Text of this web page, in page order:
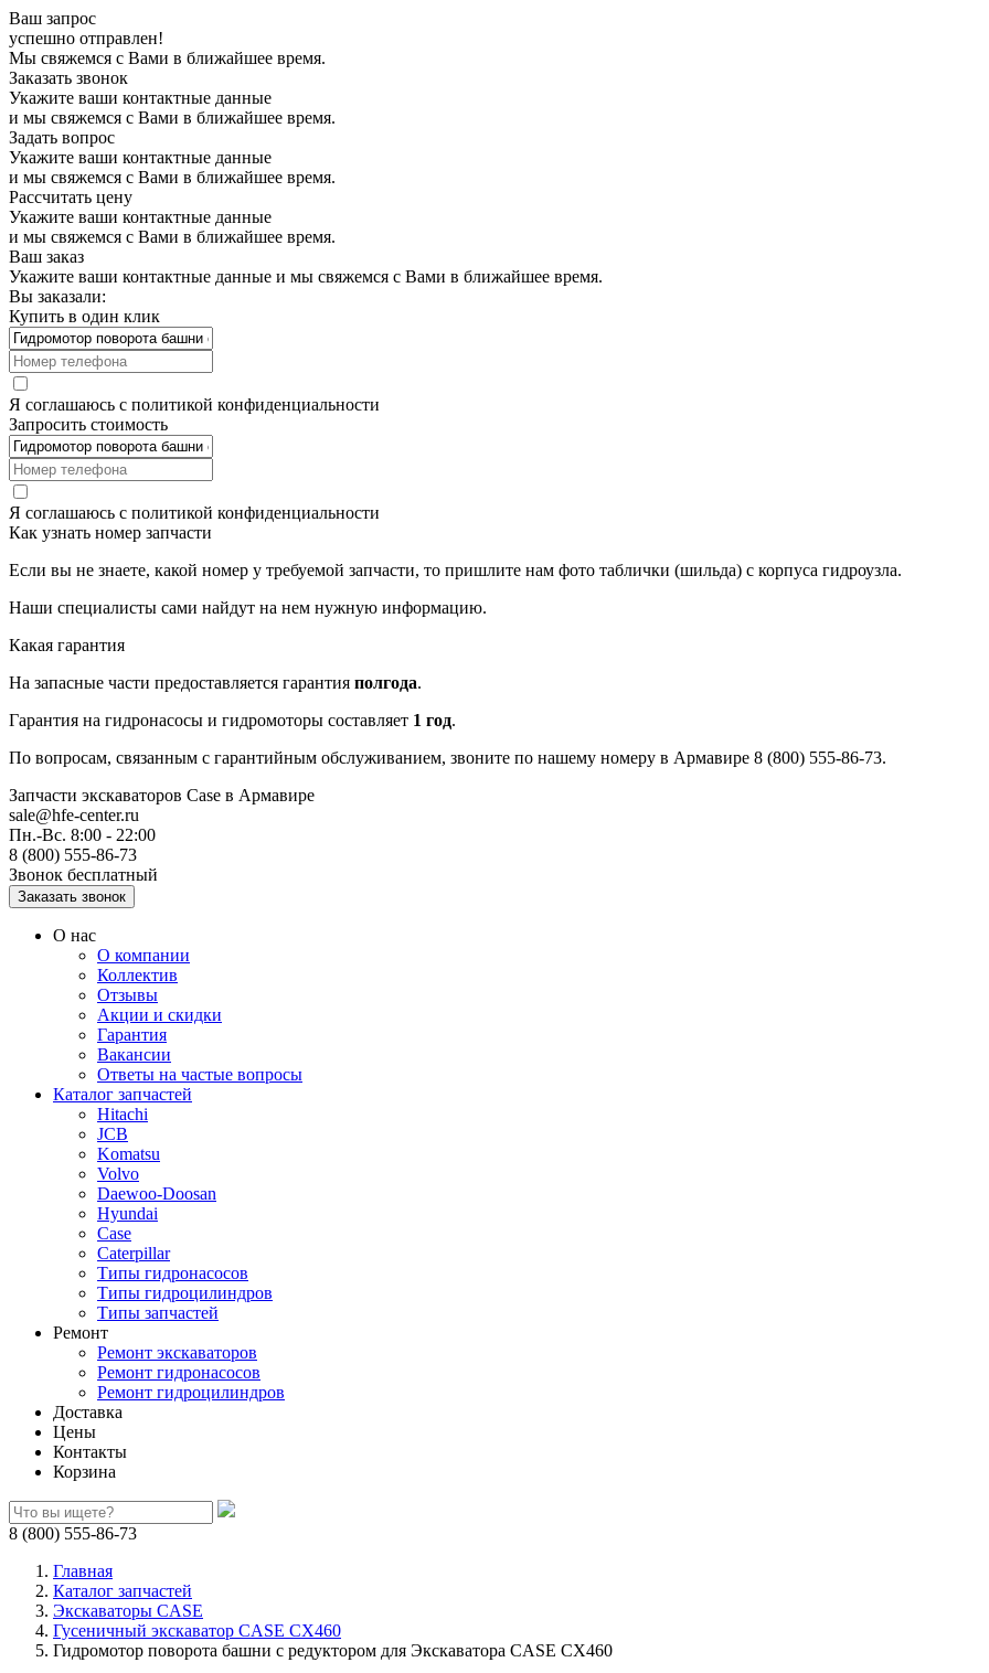
Ваш запрос
успешно отправлен!
Мы свяжемся с Вами в ближайшее время.
Заказать звонок
Укажите ваши контактные данные
и мы свяжемся с Вами в ближайшее время.
Задать вопрос
Укажите ваши контактные данные
и мы свяжемся с Вами в ближайшее время.
Рассчитать цену
Укажите ваши контактные данные
и мы свяжемся с Вами в ближайшее время.
Ваш заказ
Укажите ваши контактные данные и мы свяжемся с Вами в ближайшее время.
Вы заказали:
Купить в один клик
Я соглашаюсь с политикой конфиденциальности
Запросить стоимость
Я соглашаюсь с политикой конфиденциальности
Как узнать номер запчасти
Если вы не знаете, какой номер у требуемой запчасти, то пришлите нам фото таблички (шильда) с корпуса гидроузла.
Наши специалисты сами найдут на нем нужную информацию.
Какая гарантия
На запасные части предоставляется гарантия полгода.
Гарантия на гидронасосы и гидромоторы составляет 1 год.
По вопросам, связанным с гарантийным обслуживанием, звоните по нашему номеру в Армавире 8 (800) 555-86-73.
Запчасти экскаваторов Case в Армавире
sale@hfe-center.ru
Пн.-Вс. 8:00 - 22:00
8 (800) 555-86-73
Звонок бесплатный
О нас
О компании
Коллектив
Отзывы
Акции и скидки
Гарантия
Вакансии
Ответы на частые вопросы
Каталог запчастей
Hitachi
JCB
Komatsu
Volvo
Daewoo-Doosan
Hyundai
Case
Caterpillar
Типы гидронасосов
Типы гидроцилиндров
Типы запчастей
Ремонт
Ремонт экскаваторов
Ремонт гидронасосов
Ремонт гидроцилиндров
Доставка
Цены
Контакты
Корзина
8 (800) 555-86-73
Главная
Каталог запчастей
Экскаваторы CASE
Гусеничный экскаватор CASE CX460
Гидромотор поворота башни с редуктором для Экскаватора CASE CX460